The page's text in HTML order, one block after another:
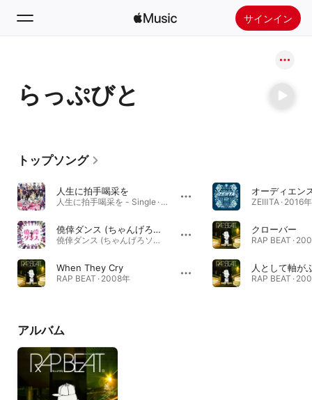
サインイン
ホーム
ラジオ
らっぷびと
トップソング
人生に拍手喝采を
人生に拍手喝采を - Single · 2022年
僥倖ダンス (ちゃんげろソニックVer.)
僥倖ダンス (ちゃんげろソニックVer.) - Single · 2022年
When They Cry
RAP BEAT · 2008年
ZEⅢTA · 2016年
クローバー
RAP BEAT ·
RAP BEAT ·
アルバム